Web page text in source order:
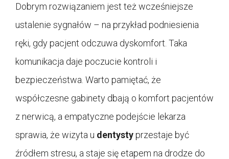
Dobrym rozwiązaniem jest też wcześniejsze
ustalenie sygnałów – na przykład podniesienia
ręki, gdy pacjent odczuwa dyskomfort. Taka
komunikacja daje poczucie kontroli i
bezpieczeństwa. Warto pamiętać, że
współczesne gabinety dbają o komfort pacjentów
z nerwicą, a empatyczne podejście lekarza
sprawia, że wizyta u dentystyprzestaje być
źródłem stresu, a staje się etapem na drodze do